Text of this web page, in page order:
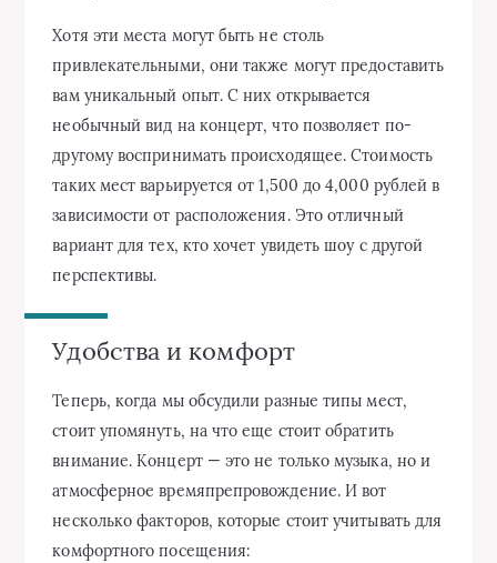
Хотя эти места могут быть не столь
привлекательными, они также могут предоставить
вам уникальный опыт. С них открывается
необычный вид на концерт, что позволяет по-
другому воспринимать происходящее. Стоимость
таких мест варьируется от 1,500 до 4,000 рублей в
зависимости от расположения. Это отличный
вариант для тех, кто хочет увидеть шоу с другой
перспективы.
Удобства и комфорт
Теперь, когда мы обсудили разные типы мест,
стоит упомянуть, на что еще стоит обратить
внимание. Концерт — это не только музыка, но и
атмосферное времяпрепровождение. И вот
несколько факторов, которые стоит учитывать для
комфортного посещения: